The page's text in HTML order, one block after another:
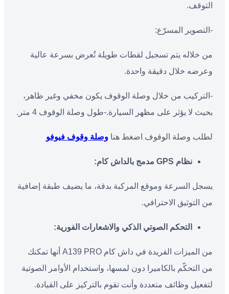
التوقف.
-التصوير المسرّع:
من خلاله يتم تسجيل لقطات طويلة تُعرض بسرعة عالية
وعرضه خلال دقيقة واحدة.
-التركيب من خلال وصلة الوقوف يكون مخفي وغير ظاهر،
بحيث لا يؤثر على مظهر السيارة.-طول وصلة الوقوف 4 متر.
لطلب وصلة الوقوف اضغط هنا وصلة وقوف فيوفو
نظام مدمج بالداش كام:
يسجل السرعة وموقع المركبة بدقة، ما يضيف طبقة إضافية
من التوثيق الاحترافي.
التحكم الصوتي الذكي والاشعارات الفورية:
من الميزات الفريدة في داش كام A139 PRO أنها تمكنك
من التحكّم بالكاميرا دون لمسها، واستخدام الأوامر الصوتية
لتفعيل وظائف متعددة وأنت تقوم بالتركيز على القيادة.